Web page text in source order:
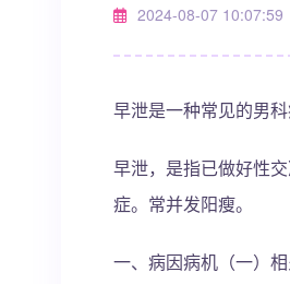
2024-08-07 10:07:59
早泄是一种常见的男
早泄，是指已做好性
症。常并发阳瘦。
一、病因病机（一）